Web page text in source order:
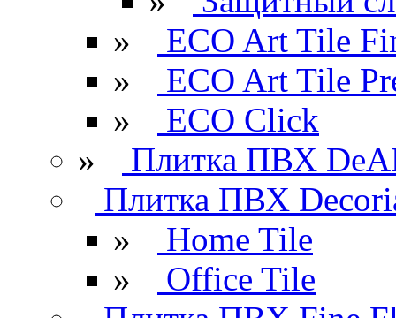
»
ECO Art Tile
»
ECO Art Tile
»
ECO Click
»
Плитка ПВХ
Плитка ПВХ
»
Home Tile
»
Office Tile